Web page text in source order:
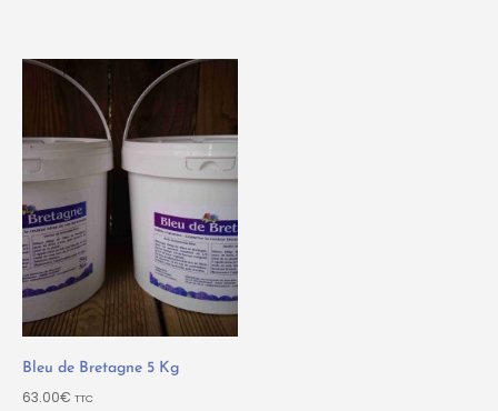
Bleu de Bretagne 5 Kg
63.00€ TTC